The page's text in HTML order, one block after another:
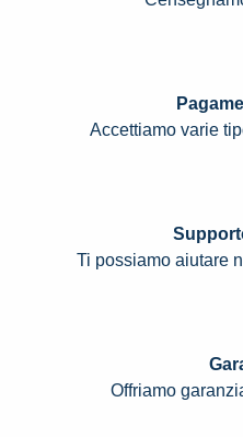
Accettiamo varie
Ti possiamo aiutare
Offriamo